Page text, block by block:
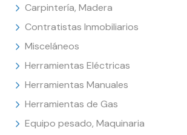
Carpintería, Madera
Contratistas Inmobiliarios
Misceláneos
Herramientas Eléctricas
Herramientas Manuales
Herramientas de Gas
Equipo pesado, Maquinaria